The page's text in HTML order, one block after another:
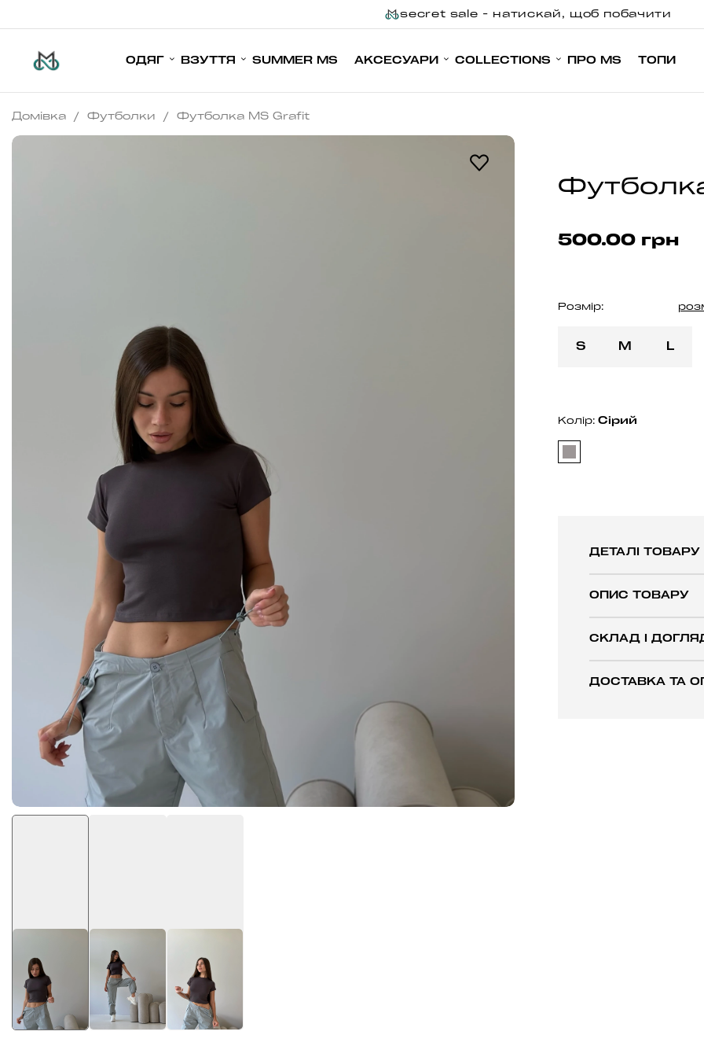
secret sale - натискай, щоб побачити
ОДЯГ ВЗУТТЯ SUMMER MS АКСЕСУАРИ COLLECTIONS ПРО MS ТОПИ
Домівка / Футболки / Футболка MS Grafit
500.00 грн
Розмір:
S M L
Колір: Сiрий
ДЕТАЛІ ТОВАРУ
ОПИС ТОВАРУ
СКЛАД І
ДОСТАВКА ТА